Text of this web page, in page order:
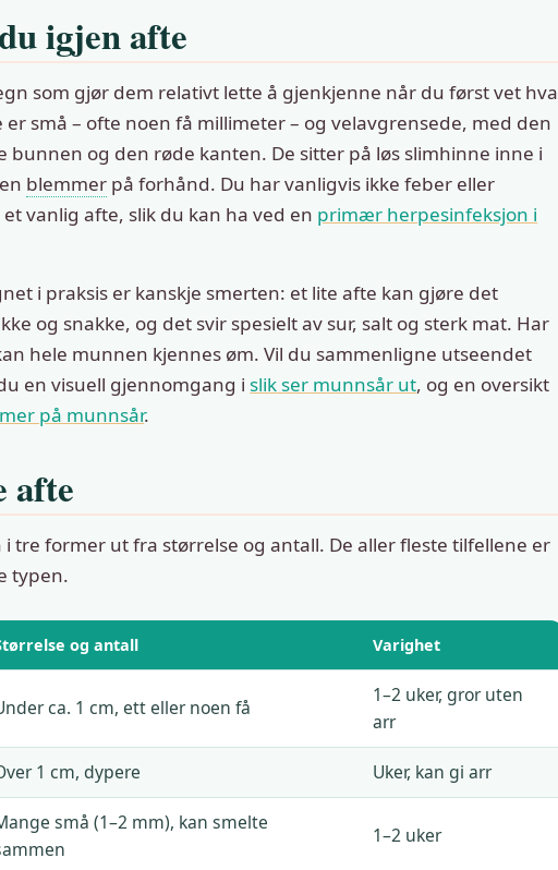
igjen afte
som gjør dem relativt lette å gjenkjenne når du først vet hva
er små – ofte noen få millimeter – og velavgrensede, med den
bunnen og den røde kanten. De sitter på løs slimhinne inne i
blemmer på forhånd. Du har vanligvis ikke feber eller
vanlig afte, slik du kan ha ved en primær herpesinfeksjon i
i praksis er kanskje smerten: et lite afte kan gjøre det
og snakke, og det svir spesielt av sur, salt og sterk mat. Har
hele munnen kjennes øm. Vil du sammenligne utseendet
en visuell gjennomgang i slik ser munnsår ut, og en oversikt
på munnsår.
afte
tre former ut fra størrelse og antall. De aller fleste tilfellene er
typen.
og antall Varighet
ca. 1 cm, ett eller noen få
1–2 uker, gror uten
arr
1 cm, dypere Uker, kan gi arr
små (1–2 mm), kan smelte
1–2 uker